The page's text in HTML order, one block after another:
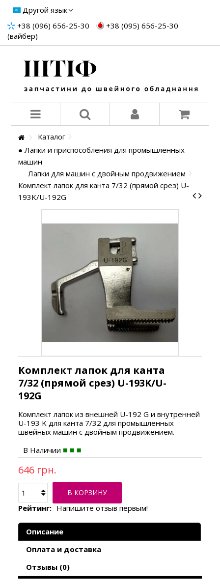
Другой язык
+38 (096) 656-25-30
+38 (095) 656-25-30
(вайбер)
Каталог
● Лапки и приспособления для промышленных
машин
Лапки для машин с двойным продвижением
Комплект лапок для канта 7/32 (прямой срез) U-
193K/U-192G
Комплект лапок для канта
7/32 (прямой срез) U-193K/U-
192G
Комплект лапок из внешней U-192 G и внутренней
U-193 K для канта 7/32 для промышленных
швейных машин с двойным продвижением.
В Наличии
646 грн.
В КОРЗИНУ
Рейтинг: Напишите отзыв первым!
Описание
Оплата и доставка
Отзывы (0)